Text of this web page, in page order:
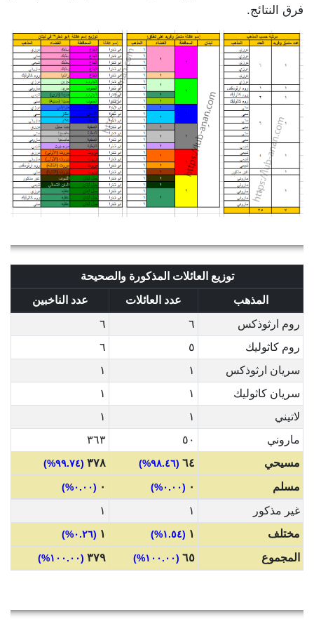
فرق النتائج.
توزيع العائلات المذكورة والصحيحة
المذهب
عدد العائلات
عدد الناخبين
روم ارثوذكس
٦
٦
روم كاثوليك
٥
٦
سريان ارثوذكس
١
١
سريان كاثوليك
١
١
لاتيني
١
١
ماروني
٥٠
٣٦٣
مسيحي
٦٤ (٩٨.٤٦%) ٣٧٨ (٩٩.٧٤%)
مسلم ٠ (٠.٠٠%) ٠ (٠.٠٠%)
غير مذكور ١
١
مختلف
١ (١.٥٤%) ١ (٠.٢٦%)
المجموع ٦٥ (١٠٠.٠٠%) ٣٧٩ (١٠٠.٠٠%)